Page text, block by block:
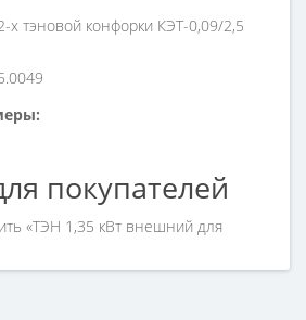
тэновой конфорки КЭТ-0,09/2,5
покупателей
«ТЭН 1,35 кВт внешний для
заказа, обращайтесь к